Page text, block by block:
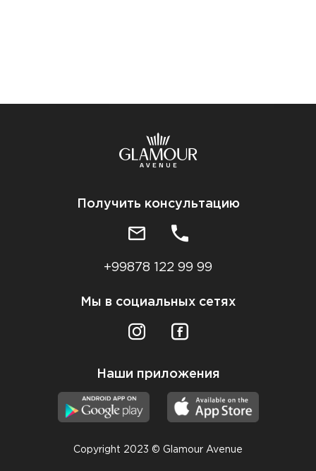
Получить консультацию
+99878 122 99 99
Мы в социальных сетях
Наши приложения
Copyright 2023 © Glamour Avenue